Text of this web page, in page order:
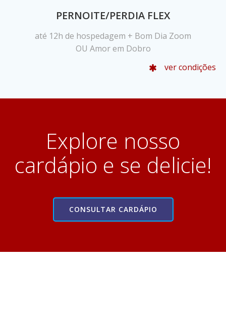
PERNOITE/PERDIA FLEX
até 12h de hospedagem + Bom Dia Zoom
OU Amor em Dobro
ver condições
Explore nosso
cardápio e se delicie!
CONSULTAR CARDÁPIO